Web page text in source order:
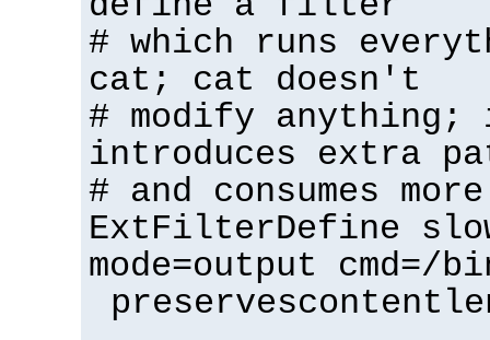
# which runs
cat; cat doesn't
# modify
introduces extra
# and consumes
ExtFilterDefine
mode=output cmd=/